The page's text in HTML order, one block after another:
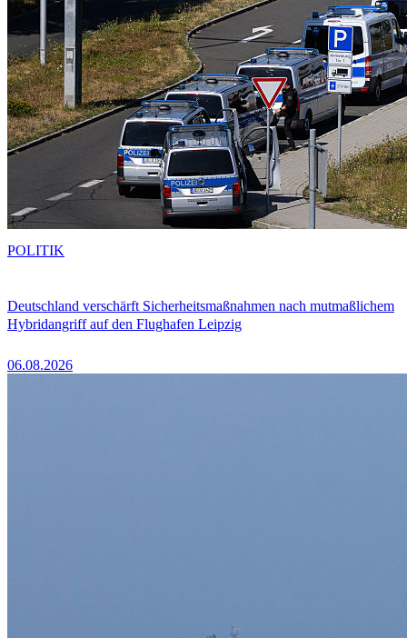
Deutschland verschärft Sicherheitsmaßnahmen nach mutmaßlichem
Hybridangriff auf den Flughafen Leipzig
06.08.2026
POLITIK